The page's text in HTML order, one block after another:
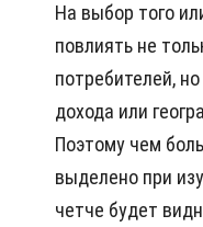
На выбор того
повлиять не
потребителей,
дохода или
Поэтому чем
выделено при
четче будет